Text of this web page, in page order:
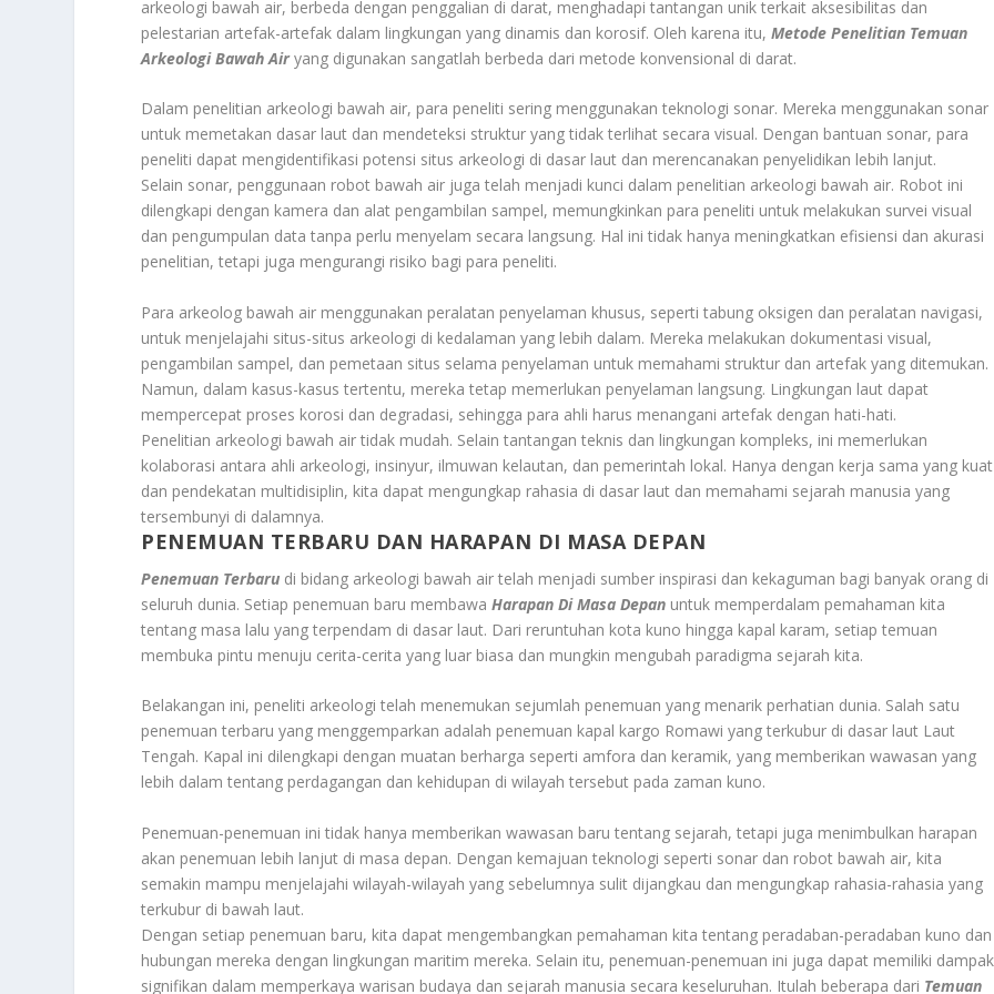
arkeologi bawah air, berbeda dengan penggalian di darat, menghadapi tantangan unik terkait aksesibilitas dan
pelestarian artefak-arte‌fak dalam lingkungan yang dinamis dan korosif. Oleh karena itu,Metode Penelitian Temuan
Arkeologi Bawah Air yang digunakan sangatlah berbeda dari metode konvensional di darat.
Dalam penelitian arkeologi bawah air, para peneliti sering menggunakan teknologi sonar. Mereka menggunakan sonar
untuk memetakan dasar laut dan mendeteksi struktur yang tidak terlihat secara visual. Dengan bantuan sonar, para
peneliti dapat mengidentifikasi potensi situs arkeologi di dasar laut dan merencanakan penyelidikan lebih lanjut.
Selain sonar, penggunaan robot bawah air juga telah menjadi kunci dalam penelitian arkeologi bawah air. Robot ini
dilengkapi dengan kamera dan alat pengambilan sampel, memungkinkan para peneliti untuk melakukan survei visual
dan pengumpulan data tanpa perlu menyelam secara langsung. Hal ini tidak hanya meningkatkan efisiensi dan akurasi
penelitian, tetapi juga mengurangi risiko bagi para peneliti.
Para arkeolog bawah air menggunakan peralatan penyelaman khusus, seperti tabung oksigen dan peralatan navigasi,
untuk menjelajahi situs-situs arkeologi di kedalaman yang lebih dalam. Mereka melakukan dokumentasi visual,
pengambilan sampel, dan pemetaan situs selama penyelaman untuk memahami struktur dan artefak yang ditemukan.
Namun, dalam kasus-kasus tertentu, mereka tetap memerlukan penyelaman langsung. Lingkungan laut dapat
mempercepat proses korosi dan degradasi, sehingga para ahli harus menangani artefak dengan hati-hati.
Penelitian arkeologi bawah air tidak mudah. Selain tantangan teknis dan lingkungan kompleks, ini memerlukan
kolaborasi antara ahli arkeologi, insinyur, ilmuwan kelautan, dan pemerintah lokal. Hanya dengan kerja sama yang kuat
dan pendekatan multidisiplin, kita dapat mengungkap rahasia di dasar laut dan memahami sejarah manusia yang
tersembunyi di dalamnya.
PENEMUAN TERBARU DAN HARAPAN DI MASA DEPAN
Penemuan Terbaru di bidang arkeologi bawah air telah menjadi sumber inspirasi dan kekaguman bagi banyak orang di
seluruh dunia. Setiap penemuan baru membawaHarapan Di Masa Depan untuk memperdalam pemahaman kita
tentang masa lalu yang terpendam di dasar laut. Dari reruntuhan kota kuno hingga kapal karam, setiap temuan
membuka pintu menuju cerita-cerita yang luar biasa dan mungkin mengubah paradigma sejarah kita.
Belakangan ini, peneliti arkeologi telah menemukan sejumlah penemuan yang menarik perhatian dunia. Salah satu
penemuan terbaru yang menggemparkan adalah penemuan kapal kargo Romawi yang terkubur di dasar laut Laut
Tengah. Kapal ini dilengkapi dengan muatan berharga seperti amfora dan keramik, yang memberikan wawasan yang
lebih dalam tentang perdagangan dan kehidupan di wilayah tersebut pada zaman kuno.
Penemuan-penemuan ini tidak hanya memberikan wawasan baru tentang sejarah, tetapi juga menimbulkan harapan
akan penemuan lebih lanjut di masa depan. Dengan kemajuan teknologi seperti sonar dan robot bawah air, kita
semakin mampu menjelajahi wilayah-wilayah yang sebelumnya sulit dijangkau dan mengungkap rahasia-rahasia yang
terkubur di bawah laut.
Dengan setiap penemuan baru, kita dapat mengembangkan pemahaman kita tentang peradaban-peradaban kuno dan
hubungan mereka dengan lingkungan maritim mereka. Selain itu, penemuan-penemuan ini juga dapat memiliki dampak
signifikan dalam memperkaya warisan budaya dan sejarah manusia secara keseluruhan. Itulah beberapa dari Temuan